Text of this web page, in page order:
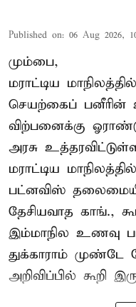
Published on: 06 Aug 2026,
மும்பை,
மராட்டிய
செயற்கைப் பனீரின்
விற்பனைக்கு
அரசு
மராட்டிய
பட்னவிஸ்
தேசியவாத காங்.,
இம்மாநில உணவு
துக்காராம் முண்டே
அறிவிப்பில் கூறி